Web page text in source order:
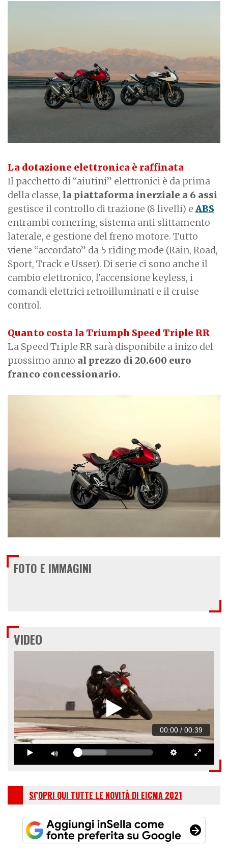
La dotazione elettronica è raffinata
Il pacchetto di “aiutini” elettronici è da prima
della classe, la piattaforma inerziale a 6 assi
gestisce il controllo di trazione (8 livelli) e ABS
entrambi cornering, sistema anti slittamento
laterale, e gestione del freno motore. Tutto
viene “accordato” da 5 riding mode (Rain, Road,
Sport, Track e Usser). Di serie ci sono anche il
cambio elettronico, l'accensione keyless, i
comandi elettrici retroilluminati e il cruise
control.
Quanto costa la Triumph Speed Triple RR
La Speed Triple RR sarà disponibile a inizo del
prossimo anno al prezzo di 20.600 euro
franco concessionario.
FOTO E IMMAGINI
VIDEO
00:00 / 00:39
SCOPRI QUI TUTTE LE NOVITÀ DI EICMA 2021